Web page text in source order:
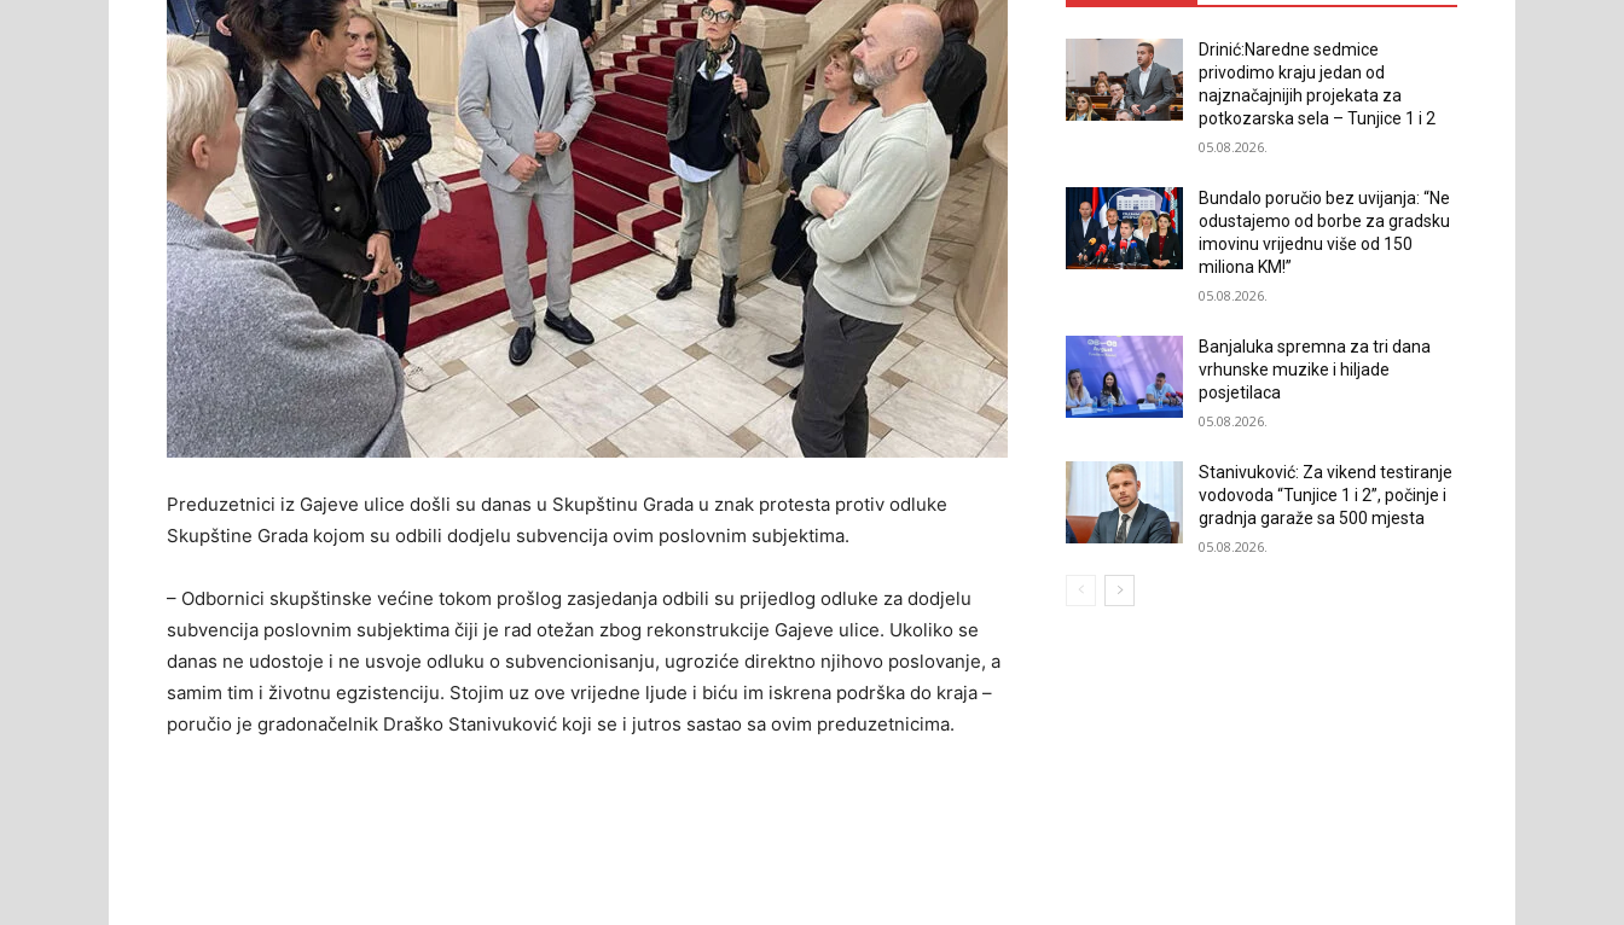
Preduzetnici iz Gajeve ulice došli su danas u Skupštinu Grada u znak protesta protiv odluke
Skupštine Grada kojom su odbili dodjelu subvencija ovim poslovnim subjektima.
– Odbornici skupštinske većine tokom prošlog zasjedanja odbili su prijedlog odluke za dodjelu
subvencija poslovnim subjektima čiji je rad otežan zbog rekonstrukcije Gajeve ulice. Ukoliko se
danas ne udostoje i ne usvoje odluku o subvencionisanju, ugroziće direktno njihovo poslovanje, a
samim tim i životnu egzistenciju. Stojim uz ove vrijedne ljude i biću im iskrena podrška do kraja –
poručio je gradonačelnik Draško Stanivuković koji se i jutros sastao sa ovim preduzetnicima.
Drinić:Naredne sedmice
privodimo kraju jedan od
najznačajnijih projekata za
potkozarska sela – Tunjice 1 i 2
05.08.2026.
Bundalo poručio bez uvijanja: “Ne
odustajemo od borbe za gradsku
imovinu vrijednu više od 150
miliona KM!”
05.08.2026.
Banjaluka spremna za tri dana
vrhunske muzike i hiljade
posjetilaca
05.08.2026.
Stanivuković: Za vikend testiranje
vodovoda “Tunjice 1 i 2”, počinje i
gradnja garaže sa 500 mjesta
05.08.2026.